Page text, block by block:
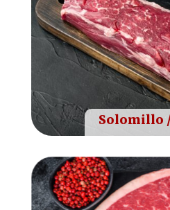
Solomillo